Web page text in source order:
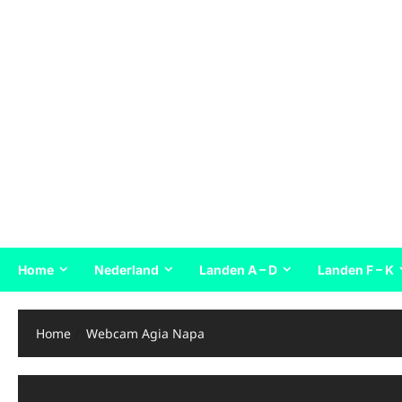
Home Nederland Landen A – D Landen F – K
Home Webcam Agia Napa